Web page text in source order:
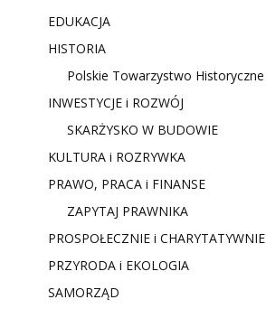
EDUKACJA
HISTORIA
Polskie Towarzystwo Historyczne
INWESTYCJE i ROZWÓJ
SKARŻYSKO W BUDOWIE
KULTURA i ROZRYWKA
PRAWO, PRACA i FINANSE
ZAPYTAJ PRAWNIKA
PROSPOŁECZNIE i CHARYTATYWNIE
PRZYRODA i EKOLOGIA
SAMORZĄD